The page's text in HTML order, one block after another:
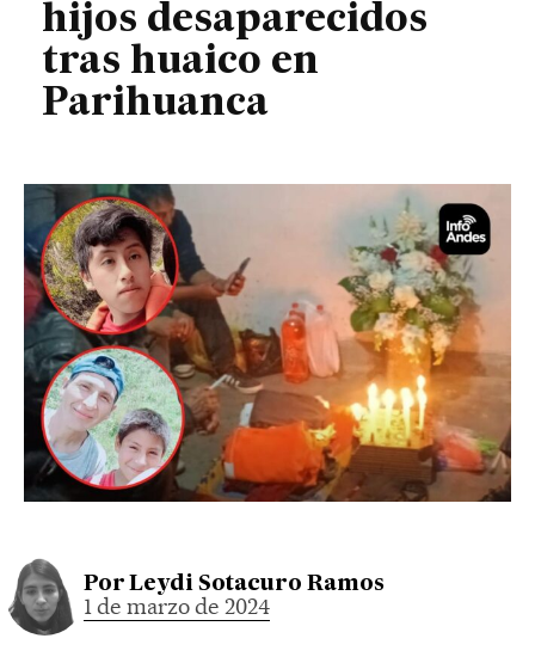
hijos desaparecidos
tras huaico en
Parihuanca
Por Leydi Sotacuro Ramos
1 de marzo de 2024